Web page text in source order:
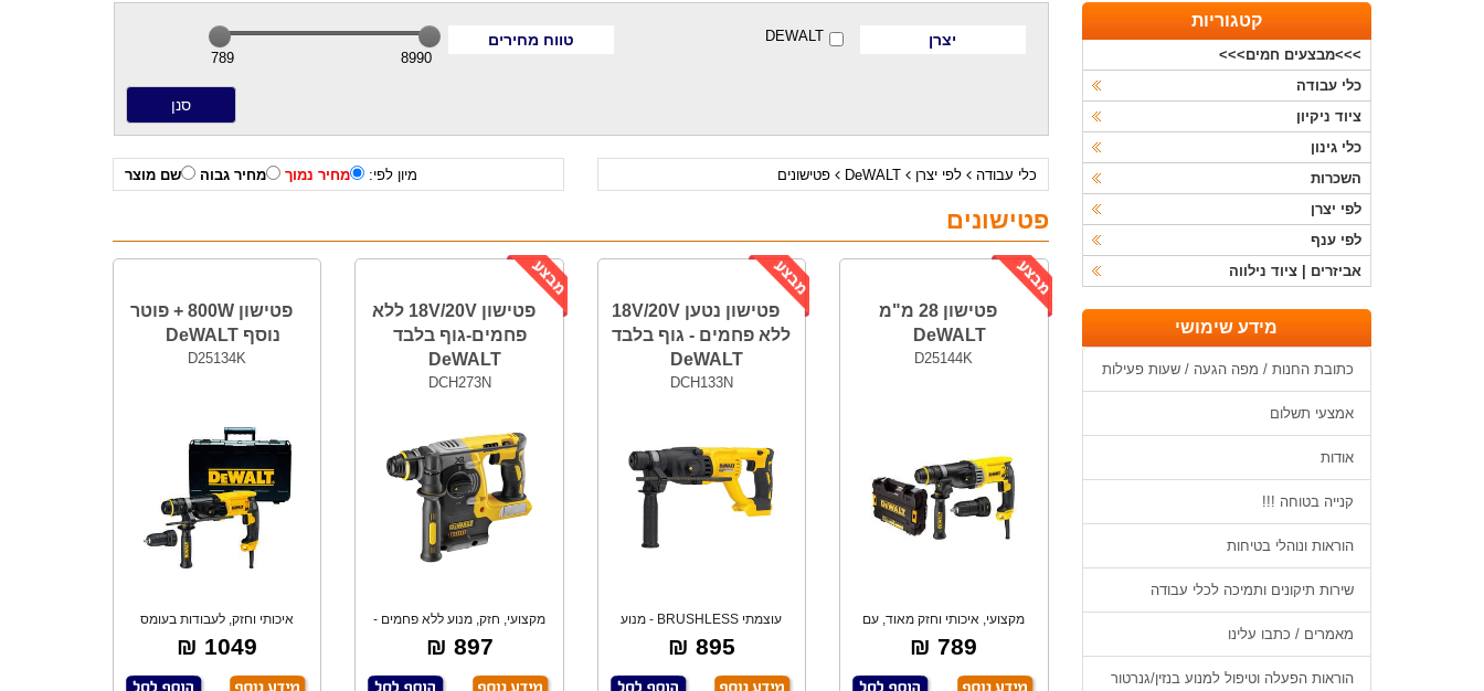
יצרן DEWALT טווח מחירים
8990
789
מיון לפי: מחיר נמוך מחיר גבוה שם מוצר כלי עבודה לפי יצרן DeWALT פטישונים
פטישונים
פטישון 28 מ"מ
DeWALT
D25144K
מקצועי, איכותי וחזק מאוד, עם
מבטל סיבוב,
789 ₪
פטישון נטען 18V/20V
ללא פחמים - גוף בלבד
DeWALT
DCH133N
עוצמתי BRUSHLESS - מנוע
ללא פחמים -מונע
895 ₪
פטישון 18V/20V ללא
פחמים-גוף בלבד
DeWALT
DCH273N
מקצועי, חזק, מנוע ללא פחמים -
BRUSHLES לא
897 ₪
פטישון 800W + פוטר
נוסף DeWALT
D25134K
איכותי וחזק, לעבודות בעומס
גבוהה Heavy
1049 ₪
קטגוריות
>>>מבצעים חמים>>>
כלי עבודה
ציוד ניקיון
כלי גינון
השכרות
לפי יצרן
לפי ענף
אביזרים | ציוד נילווה
מידע שימושי
כתובת החנות / מפה הגעה / שעות פעילות
אמצעי תשלום
אודות
קנייה בטוחה !!!
הוראות ונוהלי בטיחות
שירות תיקונים ותמיכה לכלי עבודה
מאמרים / כתבו עלינו
הוראות הפעלה וטיפול למנוע בנזין/גנרטור